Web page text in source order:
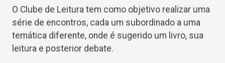
O Clube de Leitura tem como objetivo realizar uma
série de encontros, cada um subordinado a uma
temática diferente, onde é sugerido um livro, sua
leitura e posterior debate.